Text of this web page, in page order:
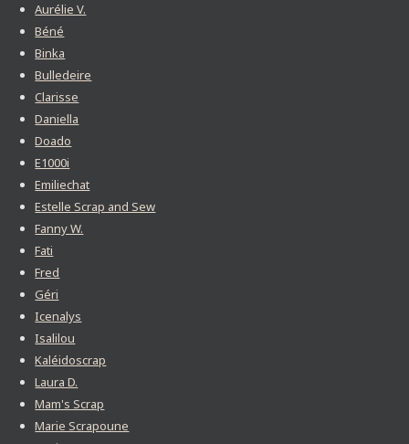
Aurélie V.
Béné
Binka
Bulledeire
Clarisse
Daniella
Doado
E1000i
Emiliechat
Estelle Scrap and Sew
Fanny W.
Fati
Fred
Géri
Icenalys
Isalilou
Kaléidoscrap
Laura D.
Mam's Scrap
Marie Scrapoune